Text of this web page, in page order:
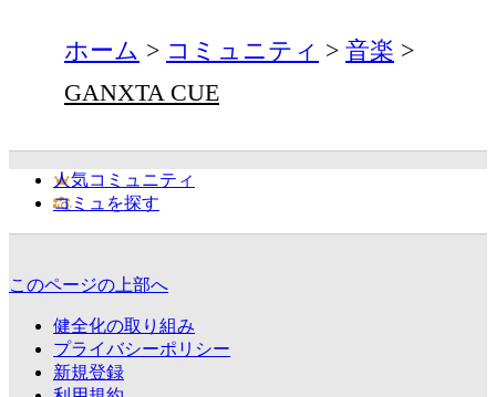
ホーム コミュニティ
音楽
GANXTA CUE
人気コミュニティ
コミュを探す
このページの上部へ
健全化の取り組み
プライバシーポリシー
新規登録